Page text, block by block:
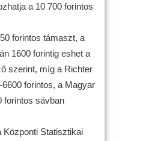
a 10 700 forintos
forintos támaszt, a
1600 forintig eshet a
szerint, míg a Richter
forintos, a Magyar
forintos sávban
Központi Statisztikai